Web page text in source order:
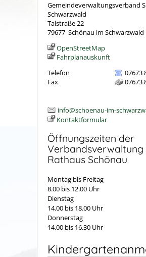
Gemeindeverwaltungsverband
Schwarzwald
Talstraße 22
79677 Schönau im Schwarzwald
OpenStreetMap
Fahrplanauskunft
Telefon
07673
Fax
07673
info@schoenau-im-
Kontaktformular
Öffnungszeiten der
Verbandsverwaltung
Rathaus Schönau
Montag bis Freitag
8.00 bis 12.00 Uhr
Dienstag
14.00 bis 18.00 Uhr
Donnerstag
14.00 bis 16.30 Uhr